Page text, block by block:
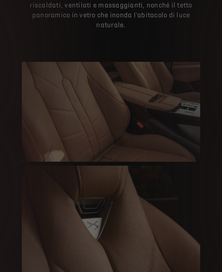
riscaldati, ventilati e massaggianti, nonché il tetto
panoramico in vetro che inonda l'abitacolo di luce
naturale.